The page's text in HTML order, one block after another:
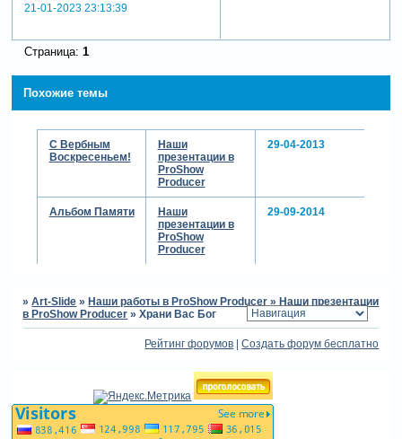
21-01-2023 23:13:39
Страница: 1
Похожие темы
С Вербным
Воскресеньем!
Наши
презентации в
ProShow
Producer
29-04-2013
Альбом Памяти
Наши
презентации в
ProShow
Producer
29-09-2014
»Art-Slide » Наши работы в ProShow Producer » Наши презентации
в ProShow Producer »Храни Вас Бог
Рейтинг форумов |Создать форум бесплатно